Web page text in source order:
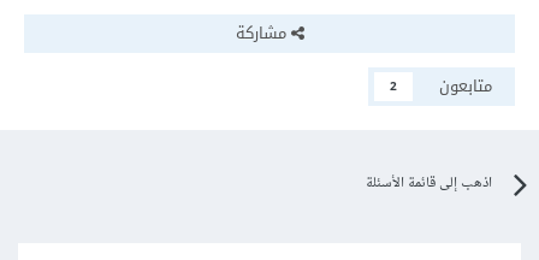
مشاركة
متابعون
2
اذهب إلى قائمة الأسئلة